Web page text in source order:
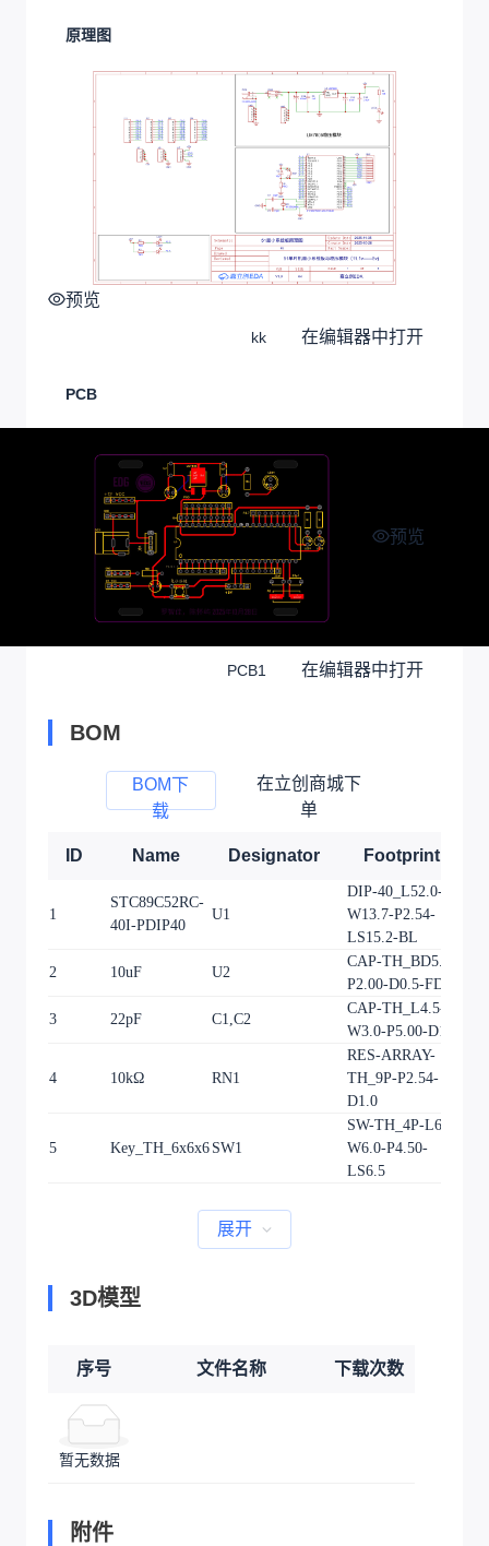
原理图
预览
kk 在编辑器中打开
PCB
预览
PCB1 在编辑器中打开
BOM
BOM下
载
在立创商城下
单
ID Name Designator Footprint
1
STC89C52RC-
40I-PDIP40
U1
DIP-40_L52.0-
W13.7-P2.54-
LS15.2-BL
2 10uF U2
CAP-TH_BD5.0-
P2.00-D0.5-FD-1
3 22pF C1,C2
CAP-TH_L4.5-
W3.0-P5.00-D1.2
4 10kΩ RN1
RES-ARRAY-
TH_9P-P2.54-
D1.0
5 Key_TH_6x6x6 SW1
SW-TH_4P-L6.0-
W6.0-P4.50-
LS6.5
展开
3D模型
序号 文件名称 下载次数
暂无数据
附件